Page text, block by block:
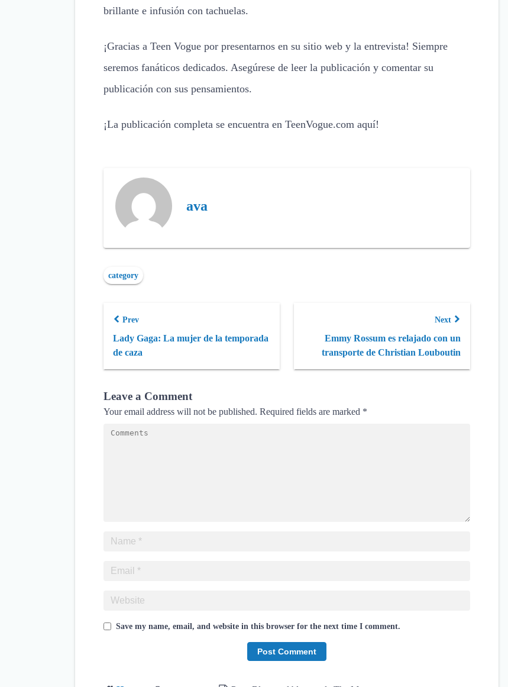
brillante e infusión con tachuelas.
¡Gracias a Teen Vogue por presentarnos en su sitio web y la entrevista! Siempre
seremos fanáticos dedicados. Asegúrese de leer la publicación y comentar su
publicación con sus pensamientos.
¡La publicación completa se encuentra en TeenVogue.com aquí!
ava
category
Prev
Lady Gaga: La mujer de la temporada
de caza
Next
Emmy Rossum es relajado con un
transporte de Christian Louboutin
Leave a Comment
Your email address will not be published. Required fields are marked *
Save my name, email, and website in this browser for the next time I comment.